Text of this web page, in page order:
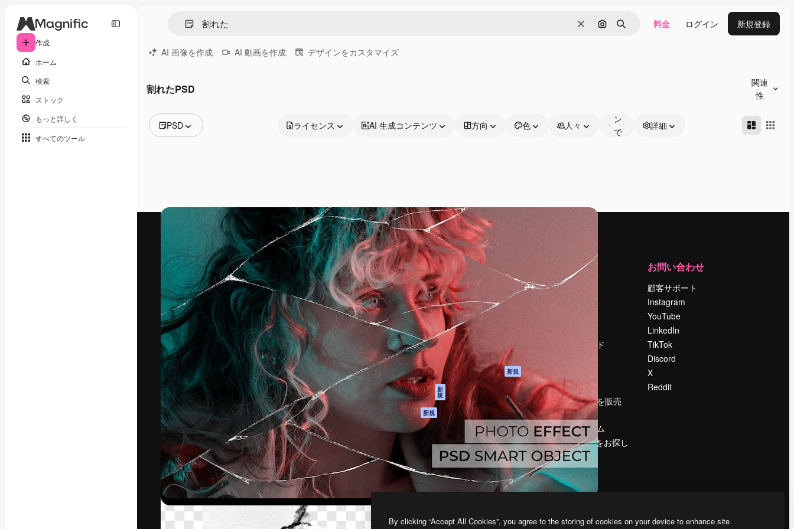
作成
ホーム
検索
ストック
もっと詳しく
すべてのツール
消去 画像で検索
検索 料金 ログイン 新規登録
AI 画像を作成 AI 動画を作成 デザインをカスタマイズ
割れたPSD
関連
性
PSD
動画
モーショングラフィックス
動画テンプレート
アイコン
3D モデル
フォント
ライセンス AI 生成コンテンツ 方向 色 人々
ン
で
詳細
最高のクリエイティブ制作を導くためのプラ
ットフォーム。クリエイター、企業、代理
店、スタジオを含む100万人以上が利用して
います。
日本語
製品
Spaces
AI アシスタント
AI 画像生成ツール
AI 動画生成ツール
AI 音声合成ツール
ストックコンテン
ツ
Claude/ChatGPT
向けMCP
新
規
エージェント 新規
API
モバイルアプリ
すべてのMagnificツ
はじめに
Academy
ドキュメント
サポート
利用規約
プライバシーポリ
シー
オリジナル 新規
クッキーポリシー
トラストセンター
アフィリエイト
法人向け
料金
検索トレンド
Slidesgo
コンテンツを販売
する
プレスルーム
magnific.aiをお探し
ですか？
お問い合わせ
顧客サポート
Instagram
YouTube
LinkedIn
TikTok
Discord
X
Reddit
Copyright © 2010-2026Freepik Company S.L.U.無断複写・転載を禁じます
By clicking “Accept All Cookies”, you agree to the storing of cookies on your device to enhance site